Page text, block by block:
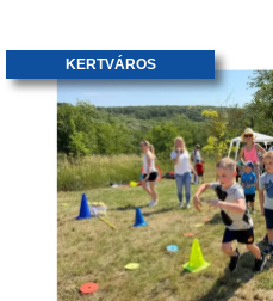
KERTVÁROS